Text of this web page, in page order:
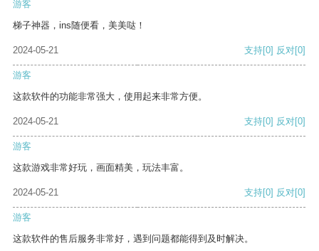
游客
梯子神器，ins随便看，美美哒！
2024-05-21 支持[0] 反对[0]
游客
这款软件的功能非常强大，使用起来非常方便。
2024-05-21 支持[0] 反对[0]
游客
这款游戏非常好玩，画面精美，玩法丰富。
2024-05-21 支持[0] 反对[0]
游客
这款软件的售后服务非常好，遇到问题都能得到及时解决。